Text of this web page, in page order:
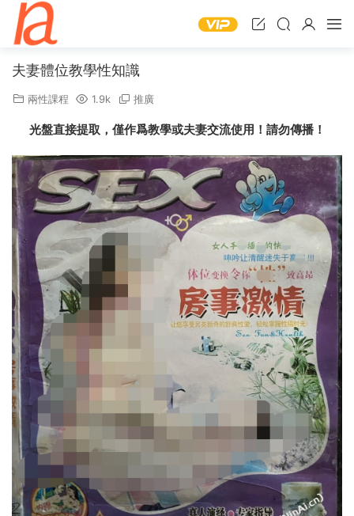
夫妻體位教學性知識
兩性課程 1.9k 推廣
光盤直接提取，僅作爲教學或夫妻交流使用！請勿傳播！